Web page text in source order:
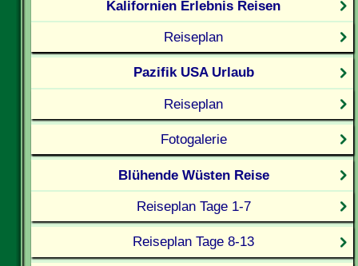
Kalifornien Erlebnis Reisen
Reiseplan
Pazifik USA Urlaub
Reiseplan
Fotogalerie
Blühende Wüsten Reise
Reiseplan Tage 1-7
Reiseplan Tage 8-13